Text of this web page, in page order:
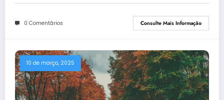
0 Comentários Consulte Mais Informação
10 de março, 2025